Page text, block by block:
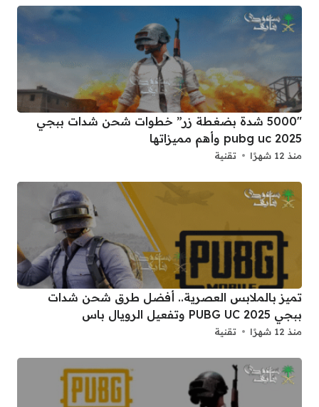
5000″ شدة بضغطة زر” خطوات شحن شدات ببجي
2025 pubg uc وأهم مميزاتها
منذ 12 شهرًا تقنية
تميز بالملابس العصرية.. أفضل طرق شحن شدات
ببجي 2025 PUBG UC وتفعيل الرويال باس
منذ 12 شهرًا تقنية